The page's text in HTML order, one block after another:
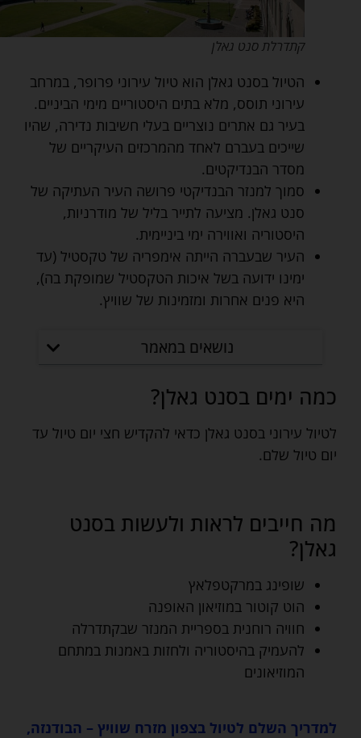
קתדרלת סנט גאלן
הטיול בסנט גאלן הוא טיול עירוני פרופר, במרחב
עירוני תוסס, מלא בתים היסטוריים מימי הביניים.
בעיר גם אתרים נוצריים בעלי חשיבות נדירה, שהיו
שייכים בעברם לאחד מהמרכזים העיקריים של
מסדר הבנדיקטים.
סמוך למנזר הבנדיקטי פרושה העיר העתיקה של
סנט גאלן. מציעה לתייר בליל של מודרניות,
היסטוריה ואווירה ימי ביניימית.
העיר שבעברה הייתה אימפריה של טקסטיל (עד
ימינו ידועה בשל איכות הטקסטיל שמופקת בה),
היא פנים אחרות ומזמינות של שוויץ.
נושאים במאמר
כמה ימים בסנט גאלן?
לטיול עירוני בסנט גאלן כדאי להקדיש חצי יום טיול עד
יום טיול שלם.
מה חייבים לראות ולעשות בסנט
גאלן?
שופינג במרקטפלאץ
הוט קוטור במוזיאון האופנה
חוויה רוחנית בספריית המנזר שבקתדרלה
להעמיק בהיסטוריה ולחזות באמנות במתחם
המוזיאונים
למדריך השלם לטיול בצפון מזרח שוויץ – הבודנזה,